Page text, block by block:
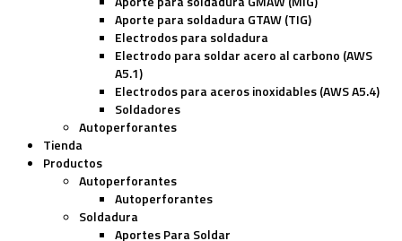
Aporte para soldadura GTAW (TIG)
Electrodos para soldadura
Electrodo para soldar acero al carbono (AWS
A5.1)
Electrodos para aceros inoxidables (AWS A5.4)
Soldadores
Autoperforantes
Tienda
Productos
Autoperforantes
Autoperforantes
Soldadura
Aportes Para Soldar